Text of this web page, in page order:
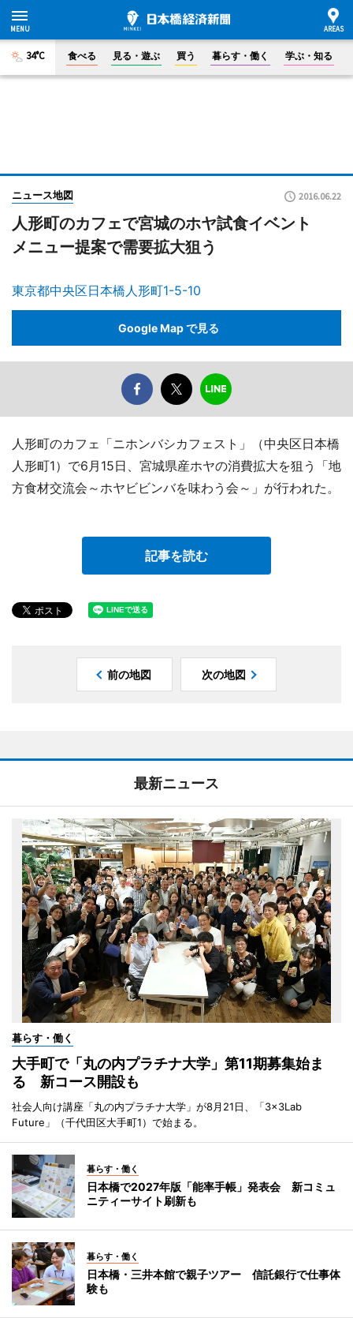
34°C 食べる 見る・遊ぶ 買う 暮らす・働く 学ぶ・知る
ニュース地図 2016.06.22
人形町のカフェで宮城のホヤ試食イベント
メニュー提案で需要拡大狙う
東京都中央区日本橋人形町1-5-10
Google Map で見る
人形町のカフェ「ニホンバシカフェスト」（中央区日本橋
人形町1）で6月15日、宮城県産ホヤの消費拡大を狙う「地
方食材交流会～ホヤビビンバを味わう会～」が行われた。
記事を読む
前の地図 次の地図
最新ニュース
暮らす・働く
大手町で「丸の内プラチナ大学」第11期募集始ま
る 新コース開設も
社会人向け講座「丸の内プラチナ大学」が8月21日、「3×3Lab
Future」（千代田区大手町1）で始まる。
暮らす・働く
日本橋で2027年版「能率手帳」発表会 新コミュ
ニティーサイト刷新も
暮らす・働く
日本橋・三井本館で親子ツアー 信託銀行で仕事体
験も